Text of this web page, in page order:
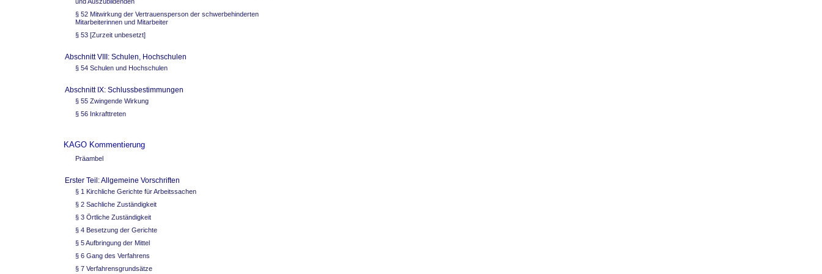
§ 52 Mitwirkung der Vertrauensperson der schwerbehinderten
Mitarbeiterinnen und Mitarbeiter
§ 53 [Zurzeit unbesetzt]
Abschnitt VIII: Schulen, Hochschulen
§ 54 Schulen und Hochschulen
Abschnitt IX: Schlussbestimmungen
§ 55 Zwingende Wirkung
§ 56 Inkrafttreten
KAGO Kommentierung
Präambel
Erster Teil: Allgemeine Vorschriften
§ 1 Kirchliche Gerichte für Arbeitssachen
§ 2 Sachliche Zuständigkeit
§ 3 Örtliche Zuständigkeit
§ 4 Besetzung der Gerichte
§ 5 Aufbringung der Mittel
§ 6 Gang des Verfahrens
§ 7 Verfahrensgrundsätze